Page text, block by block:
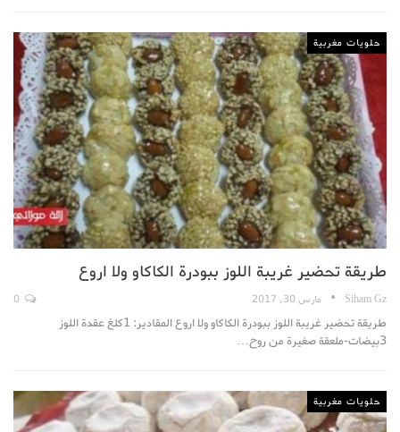
حلويات مغربية
طريقة تحضير غريبة اللوز ببودرة الكاكاو ولا اروع
Siham Gz مارس 30, 2017
طريقة تحضير غريبة اللوز ببودرة الكاكاو ولا اروع المقادير: 1كلغ عقدة اللوز
3بيضات-ملعقة صغيرة من روح…
حلويات مغربية